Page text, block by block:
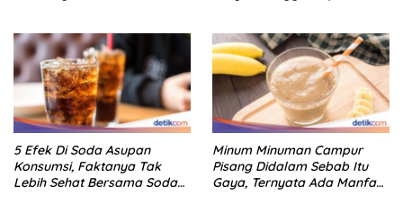
5 Efek Di Soda Asupan
Konsumsi, Faktanya Tak
Lebih Sehat Bersama Soda
Minum Minuman Campur
Pisang Didalam Sebab Itu
Gaya, Ternyata Ada Manfaat